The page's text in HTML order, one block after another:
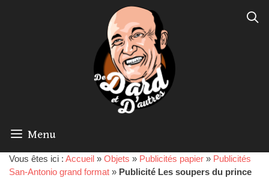
Menu
Vous êtes ici : Accueil » Objets » Publicités papier » Publicités
San-Antonio grand format » Publicité Les soupers du prince